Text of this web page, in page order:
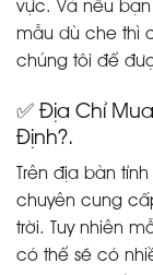
vực. Và nếu
mẫu dù che thì
chúng tôi để
✅ Địa Chỉ
Định?.
Trên địa bàn
chuyên cung
trời. Tuy nhiên
có thể sẽ có